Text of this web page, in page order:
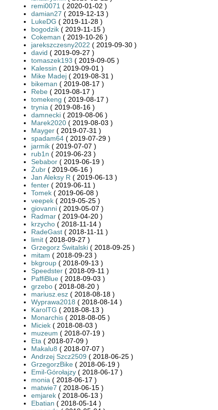
remi0071 ( 2020-01-02 )
damian27 ( 2019-12-13 )
LukeDG ( 2019-11-28 )
bogodzik ( 2019-11-15 )
Cokeman ( 2019-10-26 )
jarekszczesny2022 ( 2019-09-30 )
david ( 2019-09-27 )
tomaszek193 ( 2019-09-05 )
Kalessin ( 2019-09-01 )
Mike Madej ( 2019-08-31 )
bikeman ( 2019-08-17 )
Rebe ( 2019-08-17 )
tomekeng ( 2019-08-17 )
trynia ( 2019-08-16 )
damnecki ( 2019-08-06 )
Marek2020 ( 2019-08-03 )
Mayger ( 2019-07-31 )
spadam64 ( 2019-07-29 )
jarmik ( 2019-07-07 )
rub1n ( 2019-06-23 )
Sebabor ( 2019-06-19 )
Żubr ( 2019-06-16 )
Jan Aleksy R ( 2019-06-13 )
fenter ( 2019-06-11 )
Tomek ( 2019-06-08 )
veepek ( 2019-05-25 )
giovanni ( 2019-05-07 )
Radmar ( 2019-04-20 )
krzycho ( 2018-11-14 )
RadeGast ( 2018-11-11 )
limit ( 2018-09-27 )
Grzegorz Świtalski ( 2018-09-25 )
mitam ( 2018-09-23 )
bkgroup ( 2018-09-13 )
Speedster ( 2018-09-11 )
PaffiBlue ( 2018-09-03 )
grzebo ( 2018-08-20 )
mariusz.esz ( 2018-08-18 )
Wyprawa2018 ( 2018-08-14 )
KarolTG ( 2018-08-13 )
Monarchis ( 2018-08-05 )
Miciek ( 2018-08-03 )
muzeum ( 2018-07-19 )
Eta ( 2018-07-09 )
Makalu8 ( 2018-07-07 )
Andrzej Szcz2509 ( 2018-06-25 )
GrzegorzBike ( 2018-06-19 )
Emil-Górołajzy ( 2018-06-17 )
monia ( 2018-06-17 )
matwie7 ( 2018-06-15 )
emjarek ( 2018-06-13 )
Ebatian ( 2018-05-14 )